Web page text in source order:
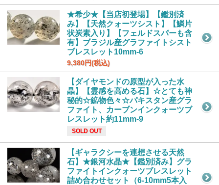
★希少★【当店初登場】【鑑別済
み】【天然クォーツシスト】【鱗片
状炭素入り】【フェルドスパーも含
有】ブラジル産グラファイトシスト
ブレスレット10mm-6
9,380円(税込)
【ダイヤモンドの原型が入った水
晶】【霊感を高める石】☆とても神
秘的☆鉱物色々☆パキスタン産グラ
ファイト、カーブンインクォーツブ
レスレット約11mm-9
SOLD OUT
【ギャラクシーを連想させる天然
石】★銀河水晶★【鑑別済み】グラ
ファイトインクォーツブレスレット
詰め合わせセット（6-10mm5本入